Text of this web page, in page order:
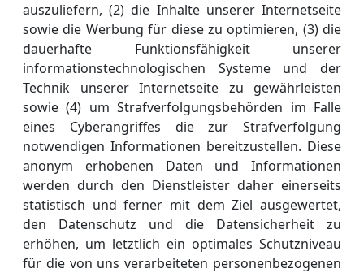
auszuliefern, (2) die Inhalte unserer Internetseite
sowie die Werbung für diese zu optimieren, (3) die
dauerhafte Funktionsfähigkeit unserer
informationstechnologischen Systeme und der
Technik unserer Internetseite zu gewährleisten
sowie (4) um Strafverfolgungsbehörden im Falle
eines Cyberangriffes die zur Strafverfolgung
notwendigen Informationen bereitzustellen. Diese
anonym erhobenen Daten und Informationen
werden durch den Dienstleister daher einerseits
statistisch und ferner mit dem Ziel ausgewertet,
den Datenschutz und die Datensicherheit zu
erhöhen, um letztlich ein optimales Schutzniveau
für die von uns verarbeiteten personenbezogenen